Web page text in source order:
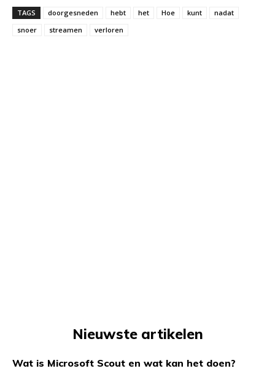
TAGS doorgesneden hebt het Hoe kunt
nadat
snoer
streamen verloren
Nieuwste artikelen
Wat is Microsoft Scout en wat kan het doen?